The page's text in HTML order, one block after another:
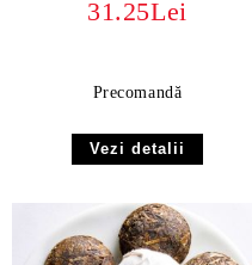
BIO ORGANIC | Ceai
31.25Lei
Precomandă
Vezi detalii